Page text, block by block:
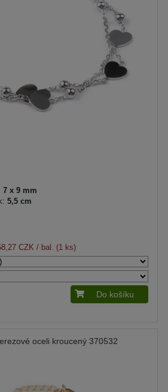
7 x 9 mm
5,5 cm
CZK / bal. (1 ks)
Do košíku
oceli kroucený 370532